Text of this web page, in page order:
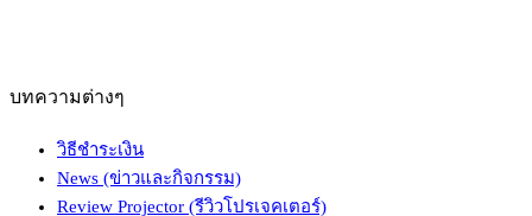
บทความต่างๆ
วิธีชำระเงิน
News (ข่าวและกิจกรรม)
Review Projector (รีวิวโปรเจคเตอร์)